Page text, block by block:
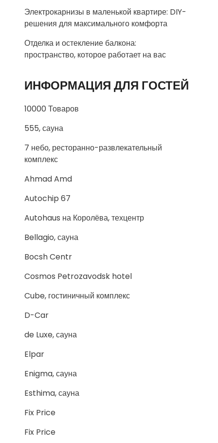
Электрокарнизы в маленькой квартире: DIY-
решения для максимального комфорта
Отделка и остекление балкона:
пространство, которое работает на вас
ИНФОРМАЦИЯ ДЛЯ ГОСТЕЙ
10000 Товаров
555, сауна
7 небо, ресторанно-развлекательный
комплекс
Ahmad Amd
Autochip 67
Autohaus на Королёва, техцентр
Bellagio, сауна
Bocsh Centr
Cosmos Petrozavodsk hotel
Cube, гостиничный комплекс
D-Car
de Luxe, сауна
Elpar
Enigma, сауна
Esthima, сауна
Fix Price
Fix Price